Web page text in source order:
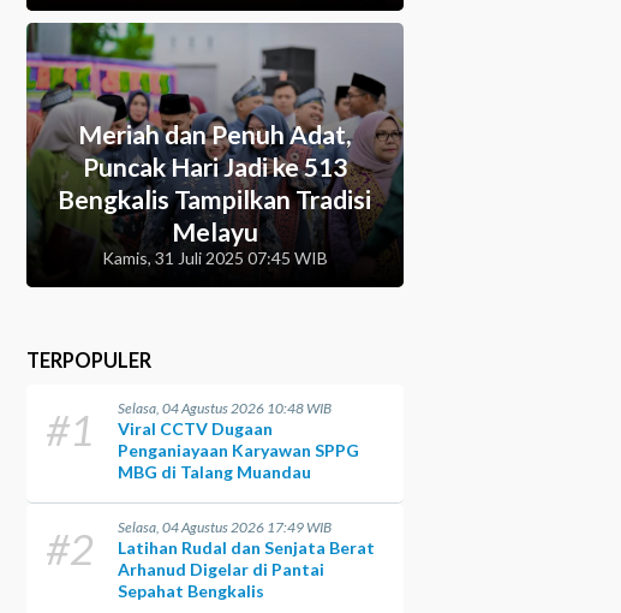
Meriah dan Penuh Adat,
Puncak Hari Jadi ke 513
Bengkalis Tampilkan Tradisi
Melayu
Kamis, 31 Juli 2025 07:45 WIB
TERPOPULER
#1 Selasa, 04 Agustus 2026 10:48 WIB
Viral CCTV Dugaan
Penganiayaan Karyawan SPPG
MBG di Talang Muandau
#2 Selasa, 04 Agustus 2026 17:49 WIB
Latihan Rudal dan Senjata Berat
Arhanud Digelar di Pantai
Sepahat Bengkalis